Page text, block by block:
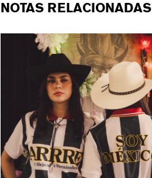
NOTAS RELACIONADAS